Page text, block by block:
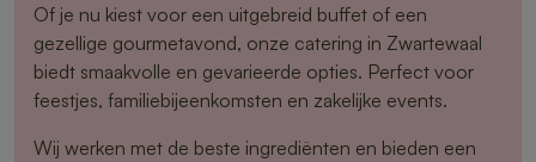
Of je nu kiest voor een uitgebreid buffet of een
gezellige gourmetavond, onze catering in Zwartewaal
biedt smaakvolle en gevarieerde opties. Perfect voor
feestjes, familiebijeenkomsten en zakelijke events.
Wij werken met de beste ingrediënten en bieden een